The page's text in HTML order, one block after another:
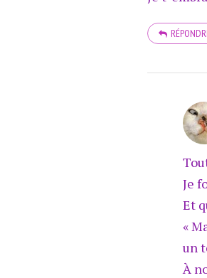
Je
Et
«
un
À